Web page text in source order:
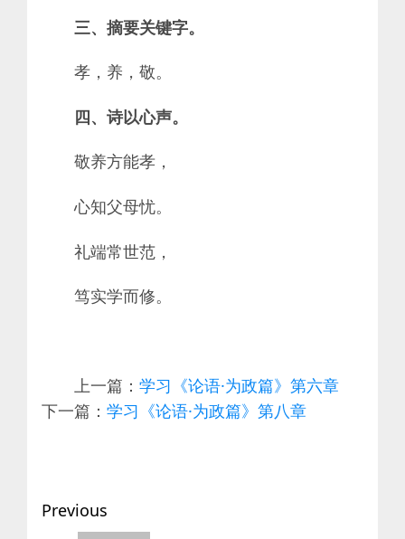
三、摘要关键字。
孝，养，敬。
四、诗以心声。
敬养方能孝，
心知父母忧。
礼端常世范，
笃实学而修。
上一篇： 学习《论语·为政篇》第六章
下一篇： 学习《论语·为政篇》第八章
Post
Previous